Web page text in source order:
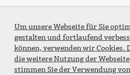
Um unsere Webseite für Sie
gestalten und fortlaufend
können, verwenden wir Cookies.
die weitere Nutzung der Webseite
stimmen Sie der Verwendung von
1968